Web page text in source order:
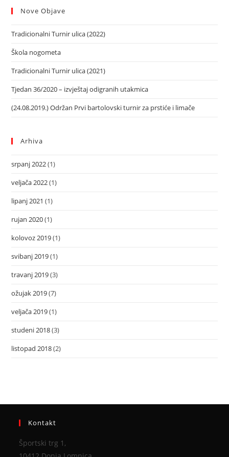
Nove Objave
Tradicionalni Turnir ulica (2022)
Škola nogometa
Tradicionalni Turnir ulica (2021)
Tjedan 36/2020 – izvještaj odigranih utakmica
(24.08.2019.) Održan Prvi bartolovski turnir za prstiće i limače
Arhiva
srpanj 2022(1)
veljača 2022(1)
lipanj 2021 (1)
rujan 2020(1)
kolovoz 2019(1)
svibanj 2019(1)
travanj 2019(3)
ožujak 2019(7)
veljača 2019(1)
studeni 2018(3)
listopad 2018(2)
Kontakt
Športski trg 1,